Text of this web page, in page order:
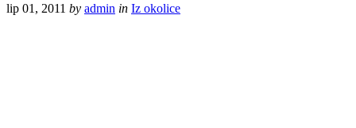
lip 01, 2011 by admin in Iz okolice